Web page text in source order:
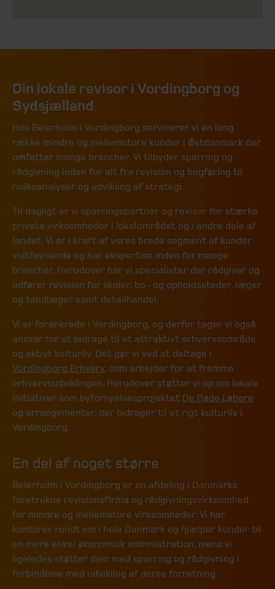
Din lokale revisor i Vordingborg og
Sydsjælland
Hos Beierholm i Vordingborg servicerer vi en lang
række mindre og mellemstore kunder i Østdanmark der
omfatter mange brancher. Vi tilbyder sparring og
rådgivning inden for alt fra revision og bogføring til
risikoanalyser og udvikling af strategi.
Til dagligt er vi sparringspartner og revisor for stærke
private virksomheder i lokalområdet og i andre dele af
landet. Vi er i kraft af vores brede segment af kunder
vidtfavnende og har ekspertise inden for mange
brancher. Herudover har vi specialister der rådgiver og
udfører revision for skoler, bo- og opholdssteder, læger
og tandlæger samt detailhandel.
Vi er forankrede i Vordingborg, og derfor tager vi også
ansvar for at bidrage til et attraktivt erhvervsområde
og aktivt kulturliv. Det gør vi ved at deltage i
Vordingborg Erhverv, som arbejder for at fremme
erhvervsudviklingen. Herudover støtter vi op om lokale
initiativer som byfornyelsesprojektet De Røde Løbere
og arrangementer, der bidrager til et rigt kulturliv i
Vordingborg.
En del af noget større
Beierholm i Vordingborg er en afdeling i Danmarks
foretrukne revisionsfirma og rådgivningsvirksomhed
for mindre og mellemstore virksomheder. Vi har
kontorer rundt om i hele Danmark og hjælper kunder til
en mere enkel økonomisk administration, mens vi
ligeledes støtter dem med sparring og rådgivning i
forbindelse med udvikling af deres forretning.